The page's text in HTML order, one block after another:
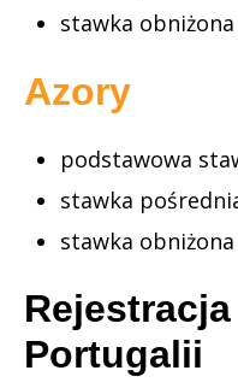
stawka obniżona
Azory
podstawowa
stawka
stawka obniżona
Rejestracja
Portugalii